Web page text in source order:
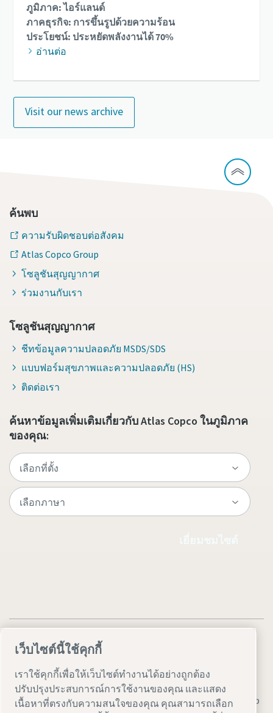
ภูมิภาค: ไอร์แลนด์
ภาคธุรกิจ: การขึ้นรูปด้วยความร้อน
ประโยชน์: ประหยัดพลังงานได้ 70%
อ่านต่อ
Visit our news archive
ค้นพบ
ความรับผิดชอบต่อสังคม
Atlas Copco Group
โซลูชันสุญญากาศ
ร่วมงานกับเรา
โซลูชันสุญญากาศ
ชีทข้อมูลความปลอดภัย MSDS/SDS
แบบฟอร์มสุขภาพและความปลอดภัย (HS)
ติดต่อเรา
ค้นหาข้อมูลเพิ่มเติมเกี่ยวกับ Atlas Copco ในภูมิภาค
ของคุณ:
ประกาศเกี่ยวกับกฎหมายและความเป็นส่วนตัว
ตั้งค่าการใช้งานเองความสามารถในการเข้าใช้งานSitemap
เว็บไซต์นี้ใช้คุกกี้
เราใช้คุกกี้เพื่อให้เว็บไซต์ทำงานได้อย่างถูกต้อง
ปรับปรุงประสบการณ์การใช้งานของคุณ และแสดง
เนื้อหาที่ตรงกับความสนใจของคุณ คุณสามารถเลือก